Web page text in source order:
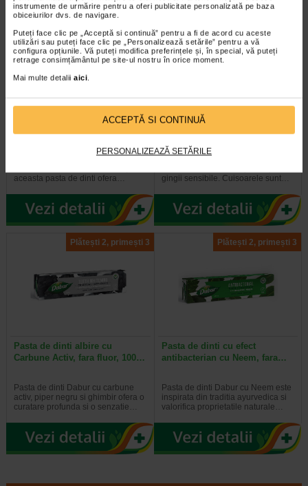
instrumente de urmărire pentru a oferi publicitate personalizată pe baza
obiceiurilor dvs. de navigare.
Puteți face clic pe „Acceptă si continuă” pentru a fi de acord cu aceste
utilizări sau puteți face clic pe „Personalizează setările” pentru a vă
configura opțiunile. Vă puteți modifica preferințele și, în special, vă puteți
retrage consimțământul pe site-ul nostru în orice moment.
Mai multe detalii aici
ACCEPTĂ SI CONTINUĂ
PERSONALIZEAZĂ SETĂRILE
Plătești 2, primești 3
Pasta de dinti gingii sanatoase
Inspirata din traditia ayurvedica a
aceasta pasta de dinti ofera…
Plătești 2, primești 3
Pasta de dinti protectie
Pasta de dinti Dabur cu cuisoare
gingii sensibile. Cuisoarele sunt…
Plătești 2, primești 3
Pasta de dinti albire cu
Carbune Activ, fara fluor, 100…
Pasta de dinti Dabur cu carbune
activ, piper negru si ghimbir ofera o
curatare profunda si o senzatie…
Plătești 2, primești 3
Pasta de dinti cu efect
antibacterian cu Neem, fara…
Pasta de dinti Dabur cu Neem este
inspirata din traditia ayurvedica si
valorifica proprietatile naturale…